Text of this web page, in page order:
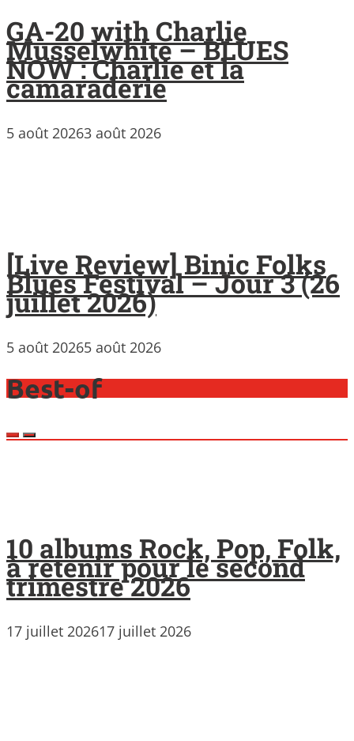
GA-20 with Charlie
Musselwhite – BLUES
NOW : Charlie et la
camaraderie
5 août 20263 août 2026
[Live Review] Binic Folks
Blues Festival – Jour 3 (26
juillet 2026)
5 août 20265 août 2026
Best-of
10 albums Rock, Pop, Folk,
à retenir pour le second
trimestre 2026
17 juillet 202617 juillet 2026